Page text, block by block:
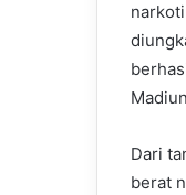
Dari
berat